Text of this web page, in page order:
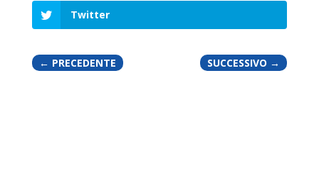
Twitter
← PRECEDENTE SUCCESSIVO →